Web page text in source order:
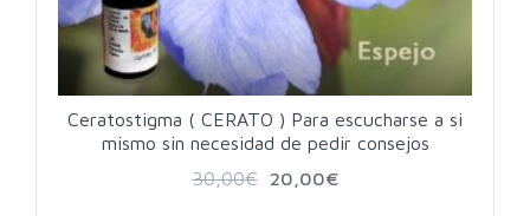
Ceratostigma ( CERATO ) Para escucharse a si
mismo sin necesidad de pedir consejos
30,00€ 20,00€